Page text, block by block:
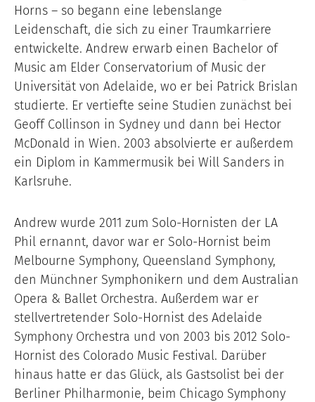
Horns – so begann eine lebenslange
Leidenschaft, die sich zu einer Traumkarriere
entwickelte. Andrew erwarb einen Bachelor of
Music am Elder Conservatorium of Music der
Universität von Adelaide, wo er bei Patrick Brislan
studierte. Er vertiefte seine Studien zunächst bei
Geoff Collinson in Sydney und dann bei Hector
McDonald in Wien. 2003 absolvierte er außerdem
ein Diplom in Kammermusik bei Will Sanders in
Karlsruhe.
Andrew wurde 2011 zum Solo-Hornisten der LA
Phil ernannt, davor war er Solo-Hornist beim
Melbourne Symphony, Queensland Symphony,
den Münchner Symphonikern und dem Australian
Opera & Ballet Orchestra. Außerdem war er
stellvertretender Solo-Hornist des Adelaide
Symphony Orchestra und von 2003 bis 2012 Solo-
Hornist des Colorado Music Festival. Darüber
hinaus hatte er das Glück, als Gastsolist bei der
Berliner Philharmonie, beim Chicago Symphony